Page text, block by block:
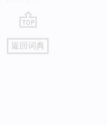
go
top
返回词典